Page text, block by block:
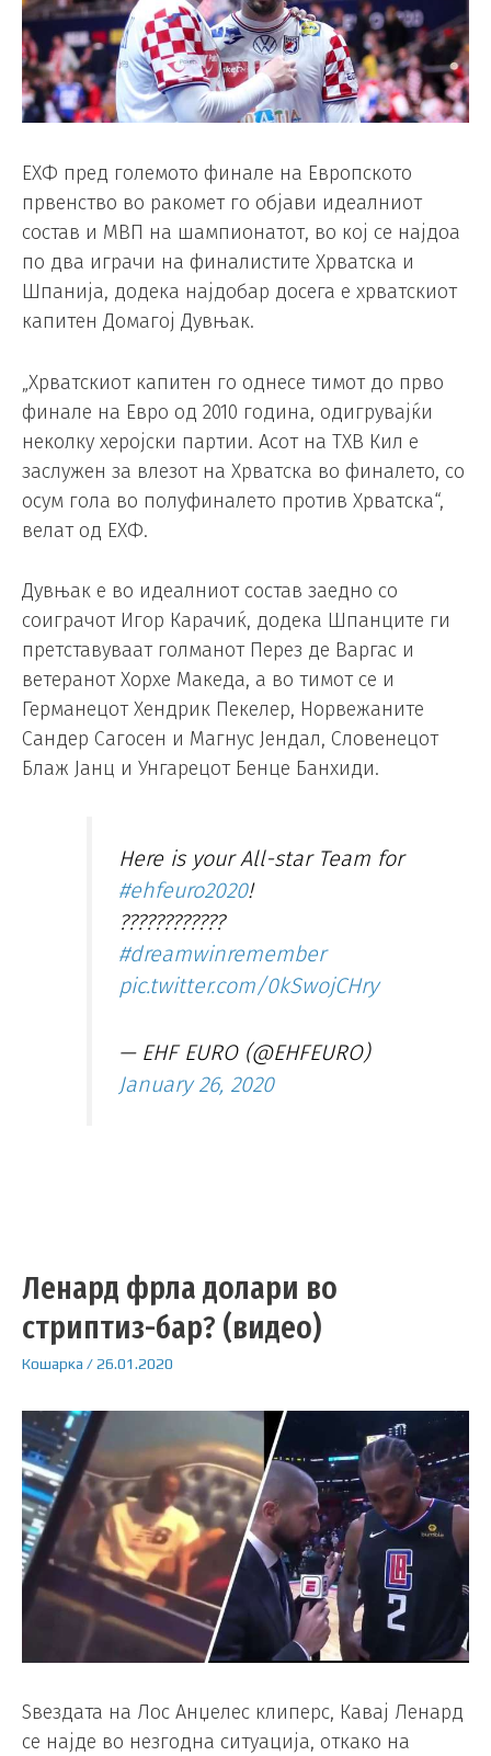
ЕХФ пред големото финале на Европското
првенство во ракомет го објави идеалниот
состав и МВП на шампионатот, во кој се најдоа
по два играчи на финалистите Хрватска и
Шпанија, додека најдобар досега е хрватскиот
капитен Домагој Дувњак.
„Хрватскиот капитен го однесе тимот до прво
финале на Евро од 2010 година, одигрувајќи
неколку херојски партии. Асот на ТХВ Кил е
заслужен за влезот на Хрватска во финалето, со
осум гола во полуфиналето против Хрватска“,
велат од ЕХФ.
Дувњак е во идеалниот состав заедно со
соиграчот Игор Карачиќ, додека Шпанците ги
претставуваат голманот Перез де Варгас и
ветеранот Хорхе Македа, а во тимот се и
Германецот Хендрик Пекелер, Норвежаните
Сандер Сагосен и Магнус Јендал, Словенецот
Блаж Јанц и Унгарецот Бенце Банхиди.
Here is your All-star Team for
#ehfeuro2020!
????????????
#dreamwinremember
pic.twitter.com/0kSwojCHry
— EHF EURO (@EHFEURO)
January 26, 2020
Ленард фрла долари во
стриптиз-бар? (видео)
Кошарка /26.01.2020
Ѕвездата на Лос Анџелес клиперс, Кавај Ленард
се најде во незгодна ситуација, откако на